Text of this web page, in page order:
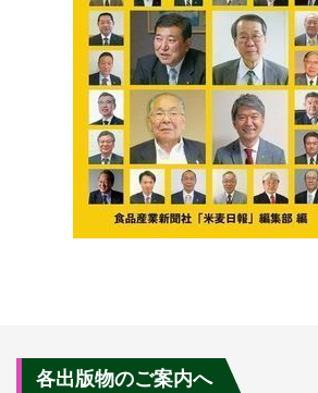
各出版物のご案内へ